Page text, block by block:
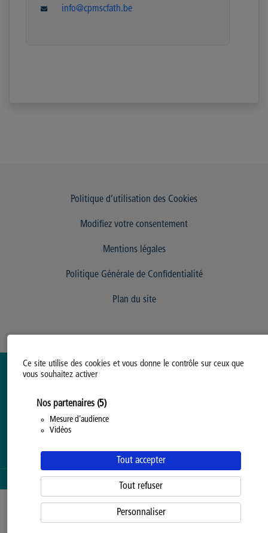
Ce site utilise des cookies et vous donne le contrôle sur ceux que
vous souhaitez activer
Nos partenaires (5)
Mesure d'audience
Vidéos
Tout accepter
Tout refuser
Personnaliser
info@cpmscfath.be
Politique d’utilisation des Cookies
Modifiez votre consentement
Mentions légales
Politique Générale de Confidentialité
Plan du site
SERVICE PROPOSÉ PAR LA